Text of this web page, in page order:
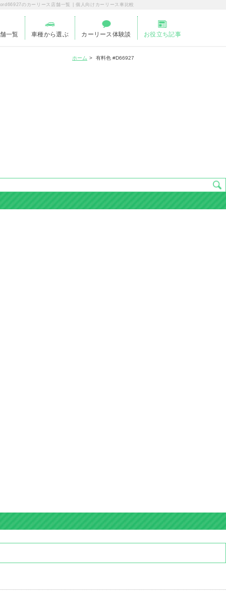
のカーリース店舗一覧 | 個人向けカーリース車比較
一覧 車種から選ぶ カーリース体験談 お役立ち記事
ホーム 有料色 #D66927